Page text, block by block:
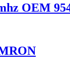
OEM